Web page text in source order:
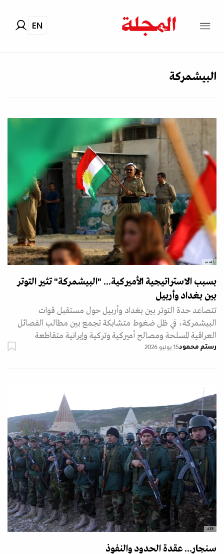
EN
البيشمركة
أ ف ب
بسبب الاستراتيجية الأميركية... "البيشمركة" تثير التوتر
بين بغداد وأربيل
تتصاعد حدة التوتر بين بغداد وأربيل حول مستقبل قوات
البيشمركة، في ظل ضغوط متشابكة تجمع بين مطالب الفصائل
العراقية المسلحة ومصالح أميركية وتركية وإيرانية متقاطعة
رستم محمود15 يونيو 2026
AFP
سنجار... عقدة الحدود والنفوذ